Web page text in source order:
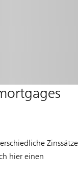
Zinssätze
hier einen